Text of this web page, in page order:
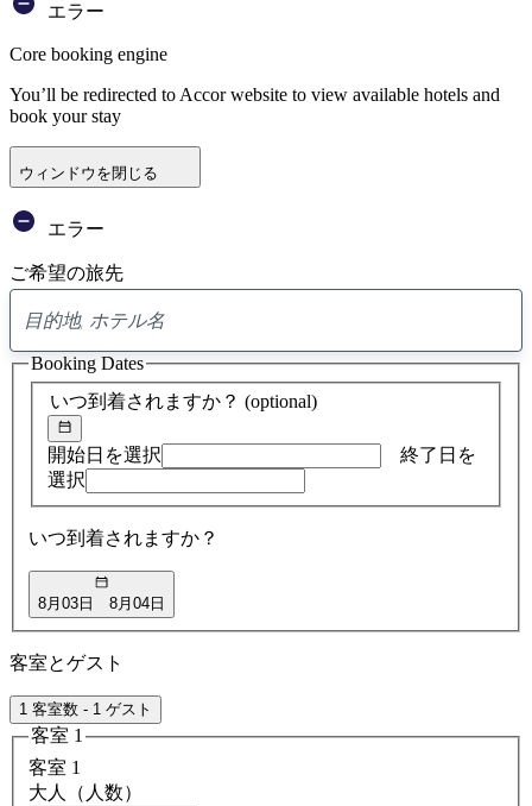
エラー
Core booking engine
You’ll be redirected to Accor website to view available hotels and
book your stay
ウィンドウを閉じる
エラー
ご希望の旅先
ア
ド
バ
イ
検
索
いつ到着されますか？ (optional)
開始日を選択
終了日を
選択
いつ到着されますか？
8月03日 8月04日
Booking Dates
客室とゲスト
1 客室数 - 1 ゲスト
客室 1
客室 1
大人（人数）